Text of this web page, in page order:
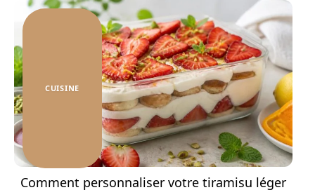
CUISINE
Comment personnaliser votre tiramisu léger